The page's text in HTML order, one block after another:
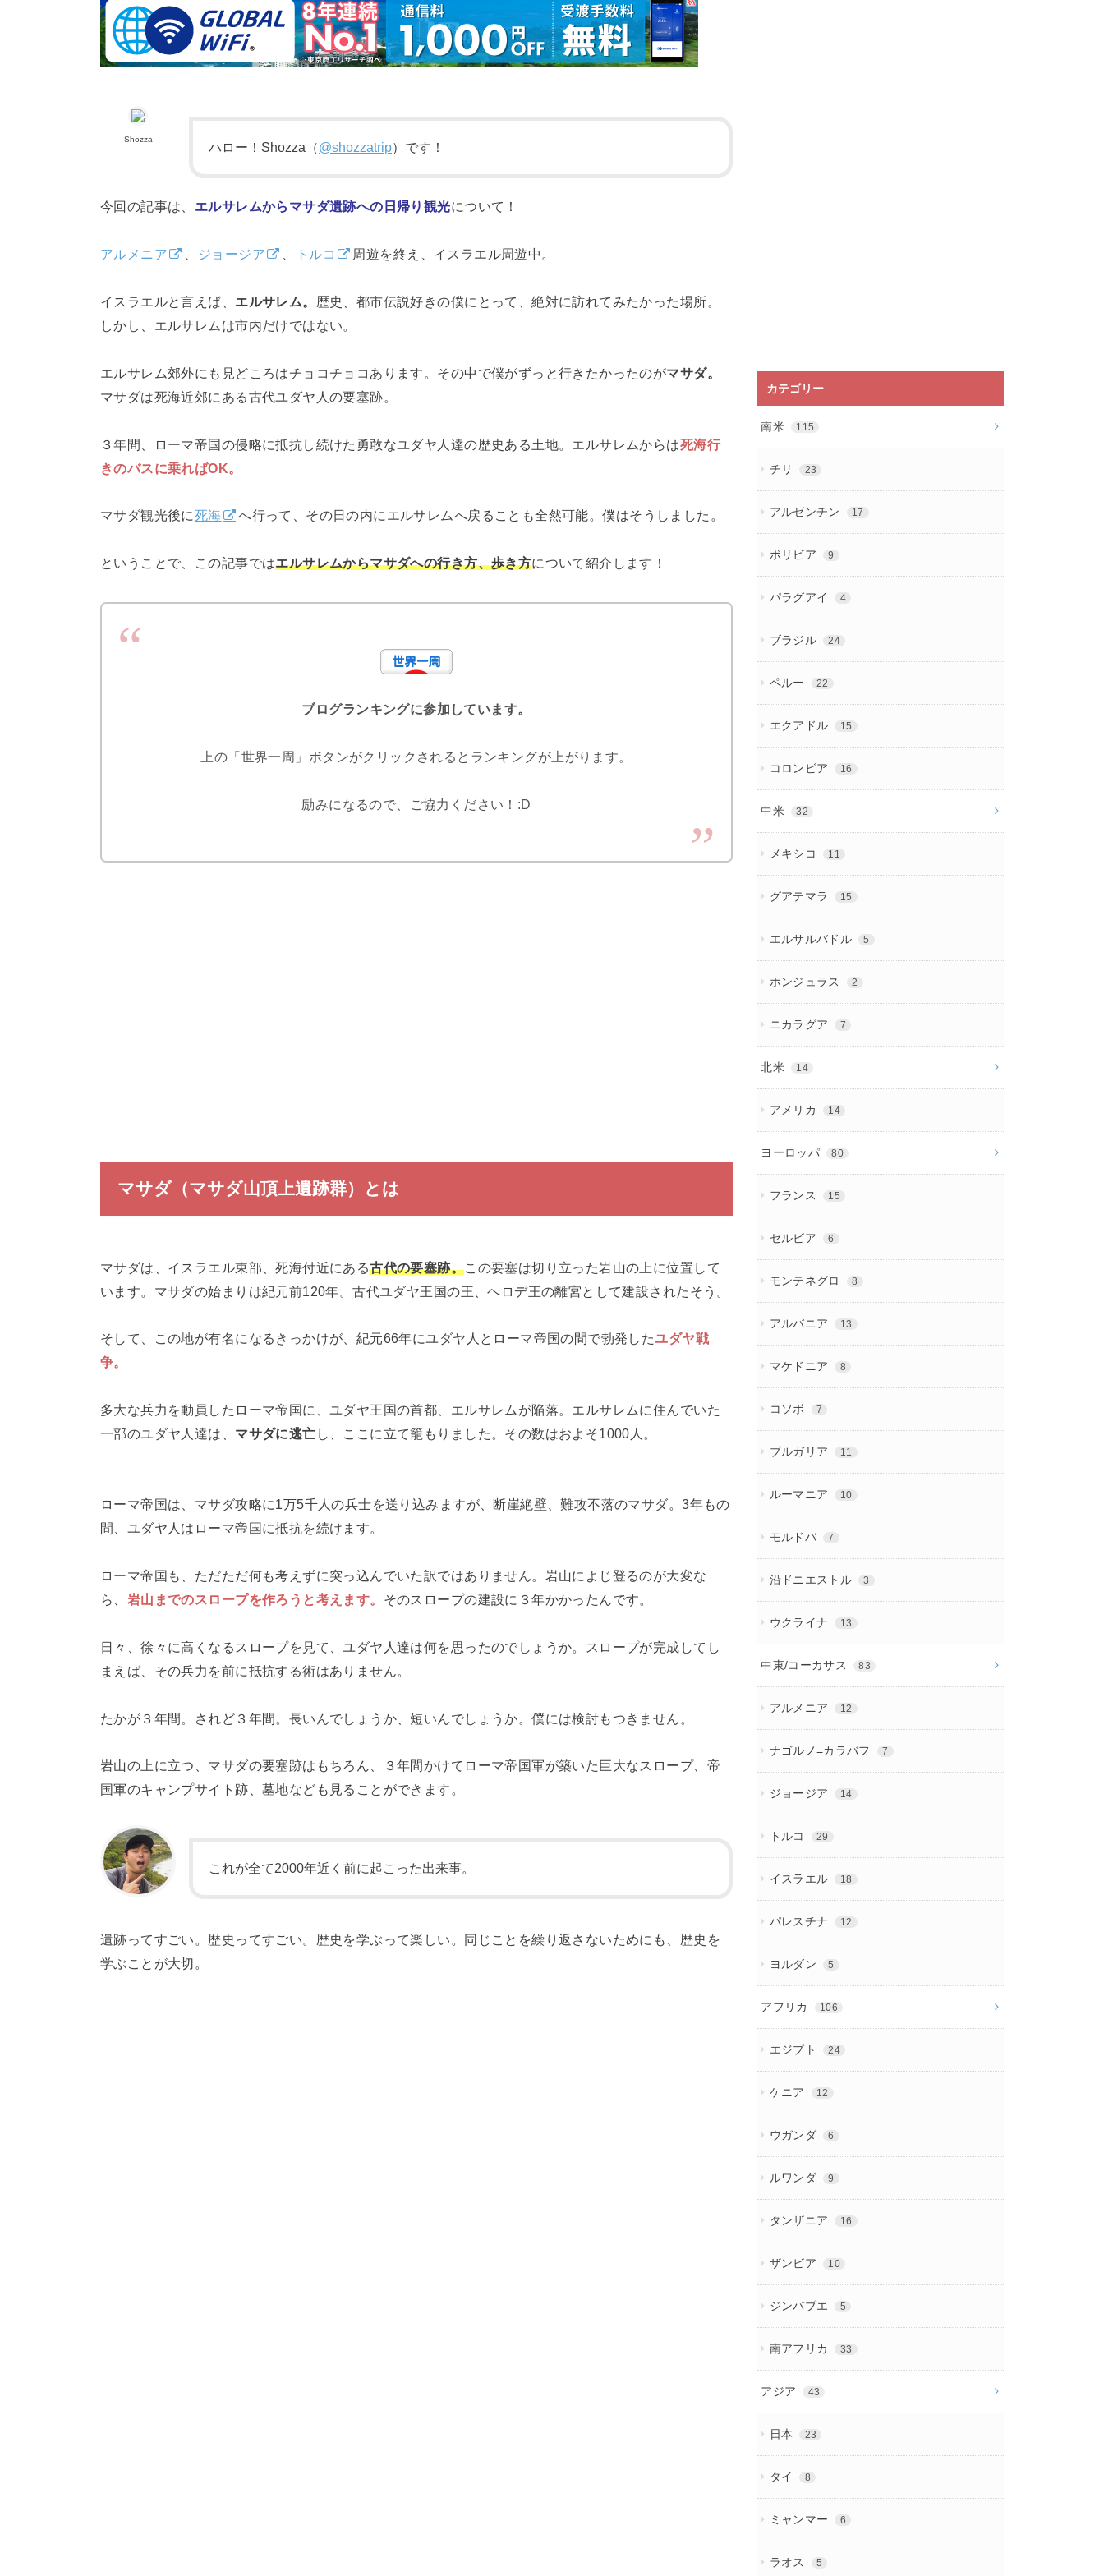
Shozza
ハロー！Shozza（@shozzatrip）です！
今回の記事は、 エルサレムからマサダ遺跡への日帰り観光について！
アルメニア ジョージア トルコ 周遊を終え、イスラエル周遊中。
イスラエルと言えば、 エルサレム。 歴史、都市伝説好きの僕にとって、絶対に訪れてみたかった場所。
しかし、エルサレムは市内だけではない。
エルサレム郊外にも見どころはチョコチョコあります。その中で僕がずっと行きたかったのがマサダ。
マサダは死海近郊にある古代ユダヤ人の要塞跡。
３年間、ローマ帝国の侵略に抵抗し続けた勇敢なユダヤ人達の歴史ある土地。エルサレムからは死海行
きのバスに乗ればOK。
マサダ観光後に死海 へ行って、その日の内にエルサレムへ戻ることも全然可能。僕はそうしました。
ということで、この記事ではエルサレムからマサダへの行き方、歩き方について紹介します！
ブログランキングに参加しています。
上の「世界一周」ボタンがクリックされるとランキングが上がります。
励みになるので、ご協力ください！:D
マサダ（マサダ山頂上遺跡群）とは
マサダは、イスラエル東部、死海付近にある古代の要塞跡。 この要塞は切り立った岩山の上に位置して
います。マサダの始まりは紀元前120年。古代ユダヤ王国の王、ヘロデ王の離宮として建設されたそう。
そして、この地が有名になるきっかけが、紀元66年にユダヤ人とローマ帝国の間で勃発したユダヤ戦
争。
多大な兵力を動員したローマ帝国に、ユダヤ王国の首都、エルサレムが陥落。エルサレムに住んでいた
一部のユダヤ人達は、 マサダに逃亡 し、ここに立て籠もりました。その数はおよそ1000人。
ローマ帝国は、マサダ攻略に1万5千人の兵士を送り込みますが、断崖絶壁、難攻不落のマサダ。3年もの
間、ユダヤ人はローマ帝国に抵抗を続けます。
ローマ帝国も、ただただ何も考えずに突っ込んでいた訳ではありません。岩山によじ登るのが大変な
ら、 岩山までのスロープを作ろうと考えます。 そのスロープの建設に３年かかったんです。
日々、徐々に高くなるスロープを見て、ユダヤ人達は何を思ったのでしょうか。スロープが完成してし
まえば、その兵力を前に抵抗する術はありません。
たかが３年間。されど３年間。長いんでしょうか、短いんでしょうか。僕には検討もつきません。
岩山の上に立つ、マサダの要塞跡はもちろん、３年間かけてローマ帝国軍が築いた巨大なスロープ、帝
国軍のキャンプサイト跡、墓地なども見ることができます。
これが全て2000年近く前に起こった出来事。
遺跡ってすごい。歴史ってすごい。歴史を学ぶって楽しい。同じことを繰り返さないためにも、歴史を
学ぶことが大切。
カテゴリー
南米 115
チリ 23
アルゼンチン 17
ボリビア 9
パラグアイ 4
ブラジル 24
ペルー 22
エクアドル 15
コロンビア 16
中米 32
メキシコ 11
グアテマラ 15
エルサルバドル 5
ホンジュラス 2
ニカラグア 7
北米 14
アメリカ 14
ヨーロッパ 80
フランス 15
セルビア 6
モンテネグロ 8
アルバニア 13
マケドニア 8
コソボ 7
ブルガリア 11
ルーマニア 10
モルドバ 7
沿ドニエストル 3
ウクライナ 13
中東/コーカサス 83
アルメニア 12
ナゴルノ=カラバフ 7
ジョージア 14
トルコ 29
イスラエル 18
パレスチナ 12
ヨルダン 5
アフリカ 106
エジプト 24
ケニア 12
ウガンダ 6
ルワンダ 9
タンザニア 16
ザンビア 10
ジンバブエ 5
南アフリカ 33
アジア 43
日本 23
タイ 8
ミャンマー 6
ラオス 5